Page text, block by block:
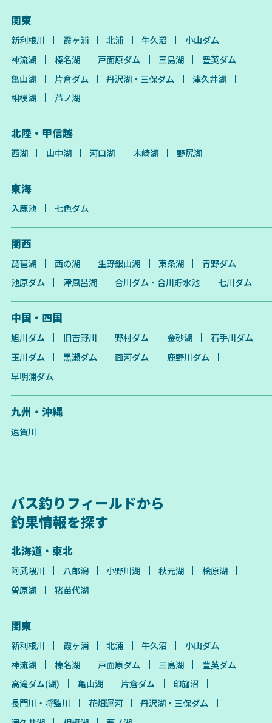
関東
新利根川 霞ヶ浦 北浦 牛久沼
小山ダム
神流湖
榛名湖 戸面原ダム 三島湖
豊英ダム
亀山湖
片倉ダム 丹沢湖・三保ダム
津久井湖
相模湖
芦ノ湖
北陸・甲信越
西湖 山中湖 河口湖 木崎湖 野尻湖
東海
入鹿池 七色ダム
関西
琵琶湖 西の湖 生野銀山湖 東条湖
青野ダム
池原ダム
津風呂湖 合川ダム・合川貯水池 七川ダム
中国・四国
旭川ダム 旧吉野川 野村ダム 金砂湖
石手川ダム
玉川ダム
黒瀬ダム 面河ダム
鹿野川ダム
早明浦ダム
九州・沖縄
遠賀川
バス釣りフィールドから
釣果情報を探す
北海道・東北
阿武隈川 八郎潟 小野川湖 秋元湖
桧原湖
曽原湖
猪苗代湖
関東
新利根川 霞ヶ浦 北浦 牛久沼
小山ダム
神流湖
榛名湖 戸面原ダム 三島湖
豊英ダム
高滝ダム(湖)
亀山湖 片倉ダム
印旛沼
長門川・将監川
花畑運河
丹沢湖・三保ダム